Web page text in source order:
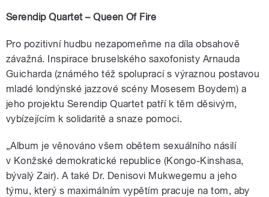
Serendip Quartet – Queen Of Fire
Pro pozitivní hudbu nezapomeňme na díla obsahově
závažná. Inspirace bruselského saxofonisty Arnauda
Guicharda (známého též spoluprací s výraznou postavou
mladé londýnské jazzové scény Mosesem Boydem) a
jeho projektu Serendip Quartet patří k těm děsivým,
vybízejícím k solidaritě a snaze pomoci.
„Album je věnováno všem obětem sexuálního násilí
v Konžské demokratické republice (Kongo-Kinshasa,
bývalý Zair). A také Dr. Denisovi Mukwegemu a jeho
týmu, který s maximálním vypětím pracuje na tom, aby